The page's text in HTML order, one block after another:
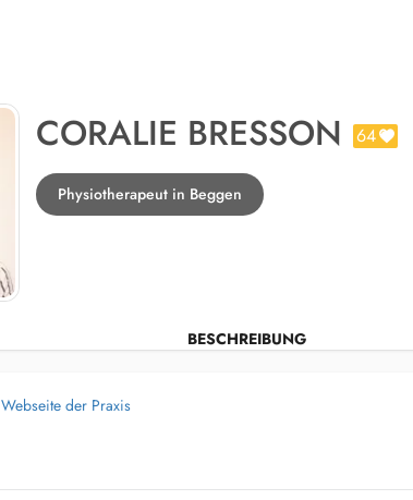
CORALIE BRESSON 64
Physiotherapeut in Beggen
BESCHREIBUNG
Webseite der Praxis